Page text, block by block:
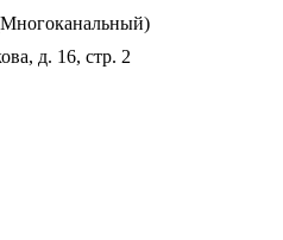
д. 16, стр. 2